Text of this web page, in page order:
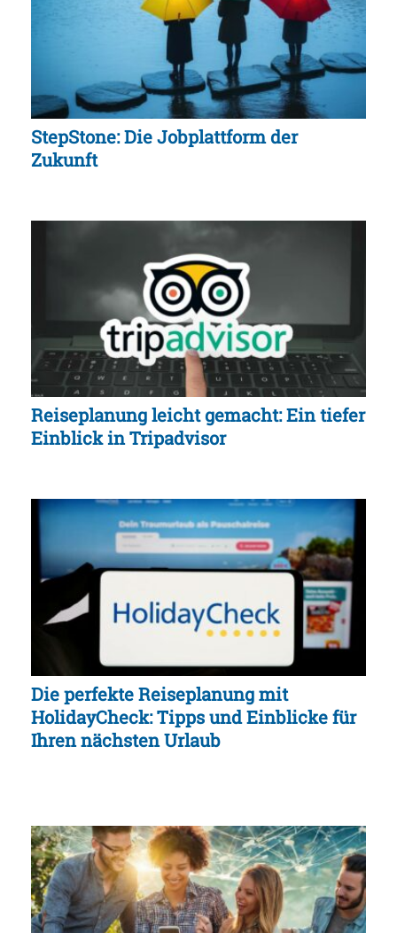
StepStone: Die Jobplattform der
Zukunft
Reiseplanung leicht gemacht: Ein tiefer
Einblick in Tripadvisor
Die perfekte Reiseplanung mit
HolidayCheck: Tipps und Einblicke für
Ihren nächsten Urlaub